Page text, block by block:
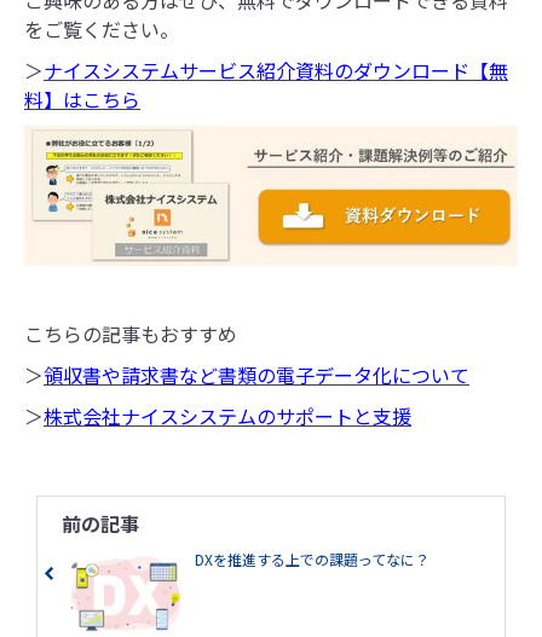
をご覧ください。
＞ナイスシステムサービス紹介資料のダウンロード【無
料】はこちら
こちらの記事もおすすめ
＞領収書や請求書など書類の電子データ化について
＞株式会社ナイスシステムのサポートと支援
前の記事
DXを推進する上での課題ってなに？